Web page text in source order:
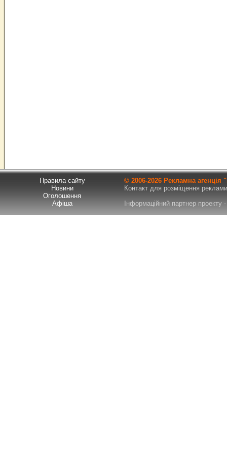
Правила сайту
Новини
Оголошення
Афіша
© 2006-2026 Рекламна
Контакт для розміщення
Інформаційний партнер проекту